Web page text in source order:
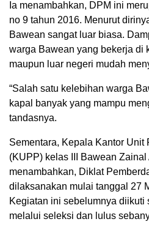
Ia menambahkan, DPM ini
no 9 tahun 2016. Menurut
Bawean sangat luar biasa.
warga Bawean yang bekerja di
maupun luar negeri mudah
“Salah satu kelebihan warga
kapal banyak yang mampu
tandasnya.
Sementara, Kepala Kantor
(KUPP) kelas III Bawean
menambahkan, Diklat
dilaksanakan mulai tanggal 27
Kegiatan ini sebelumnya diikuti
melalui seleksi dan lulus